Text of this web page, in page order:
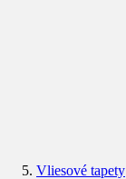
Vliesové tapety